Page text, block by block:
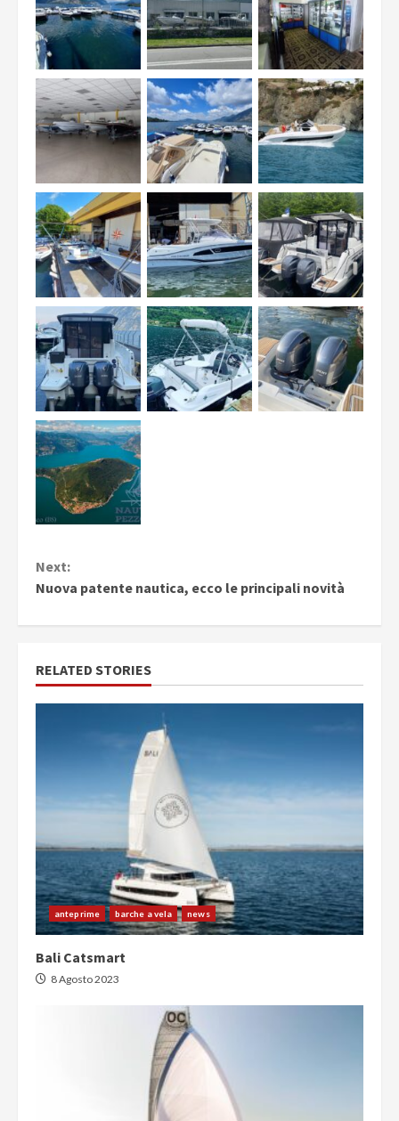
Continue
Reading
Next:
Nuova patente nautica, ecco le principali novità
RELATED STORIES
anteprime barche a vela news
Bali Catsmart
8 Agosto 2023